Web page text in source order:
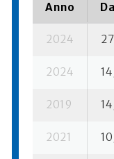
Anno
2024
2024
2019
2021